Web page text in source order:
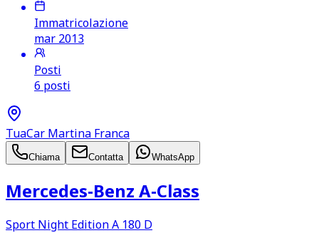
Immatricolazione
mar 2013
Posti
6 posti
TuaCar Martina Franca
Chiama Contatta WhatsApp
Mercedes‑Benz A‑Class
Sport Night Edition A 180 D